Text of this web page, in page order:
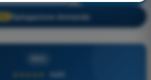
Spiegazione domanda
4,6/5